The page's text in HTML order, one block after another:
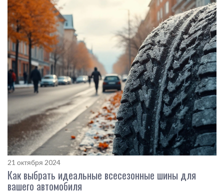
21 октября 2024
Как выбрать идеальные всесезонные шины для
вашего автомобиля